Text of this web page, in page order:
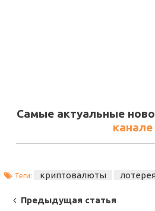
Самые актуальные
канале
Теги: криптовалюты
Post
Предыдущая статья